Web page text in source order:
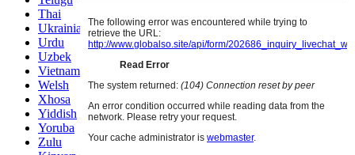
Thai
Ukrainian
Urdu
Uzbek
Vietnamese
Welsh
Xhosa
Yiddish
Yoruba
Zulu